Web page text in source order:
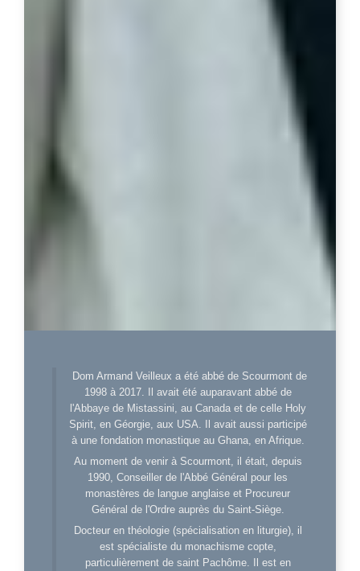
Dom Armand Veilleux a été abbé de Scourmont de
1998 à 2017. Il avait été auparavant abbé de
l'Abbaye de Mistassini, au Canada et de celle Holy
Spirit, en Géorgie, aux USA. Il avait aussi participé
à une fondation monastique au Ghana, en Afrique.
Au moment de venir à Scourmont, il était, depuis
1990, Conseiller de l'Abbé Général pour les
monastères de langue anglaise et Procureur
Général de l'Ordre auprès du Saint-Siège.
Docteur en théologie (spécialisation en liturgie), il
est spécialiste du monachisme copte,
particulièrement de saint Pachôme. Il est en